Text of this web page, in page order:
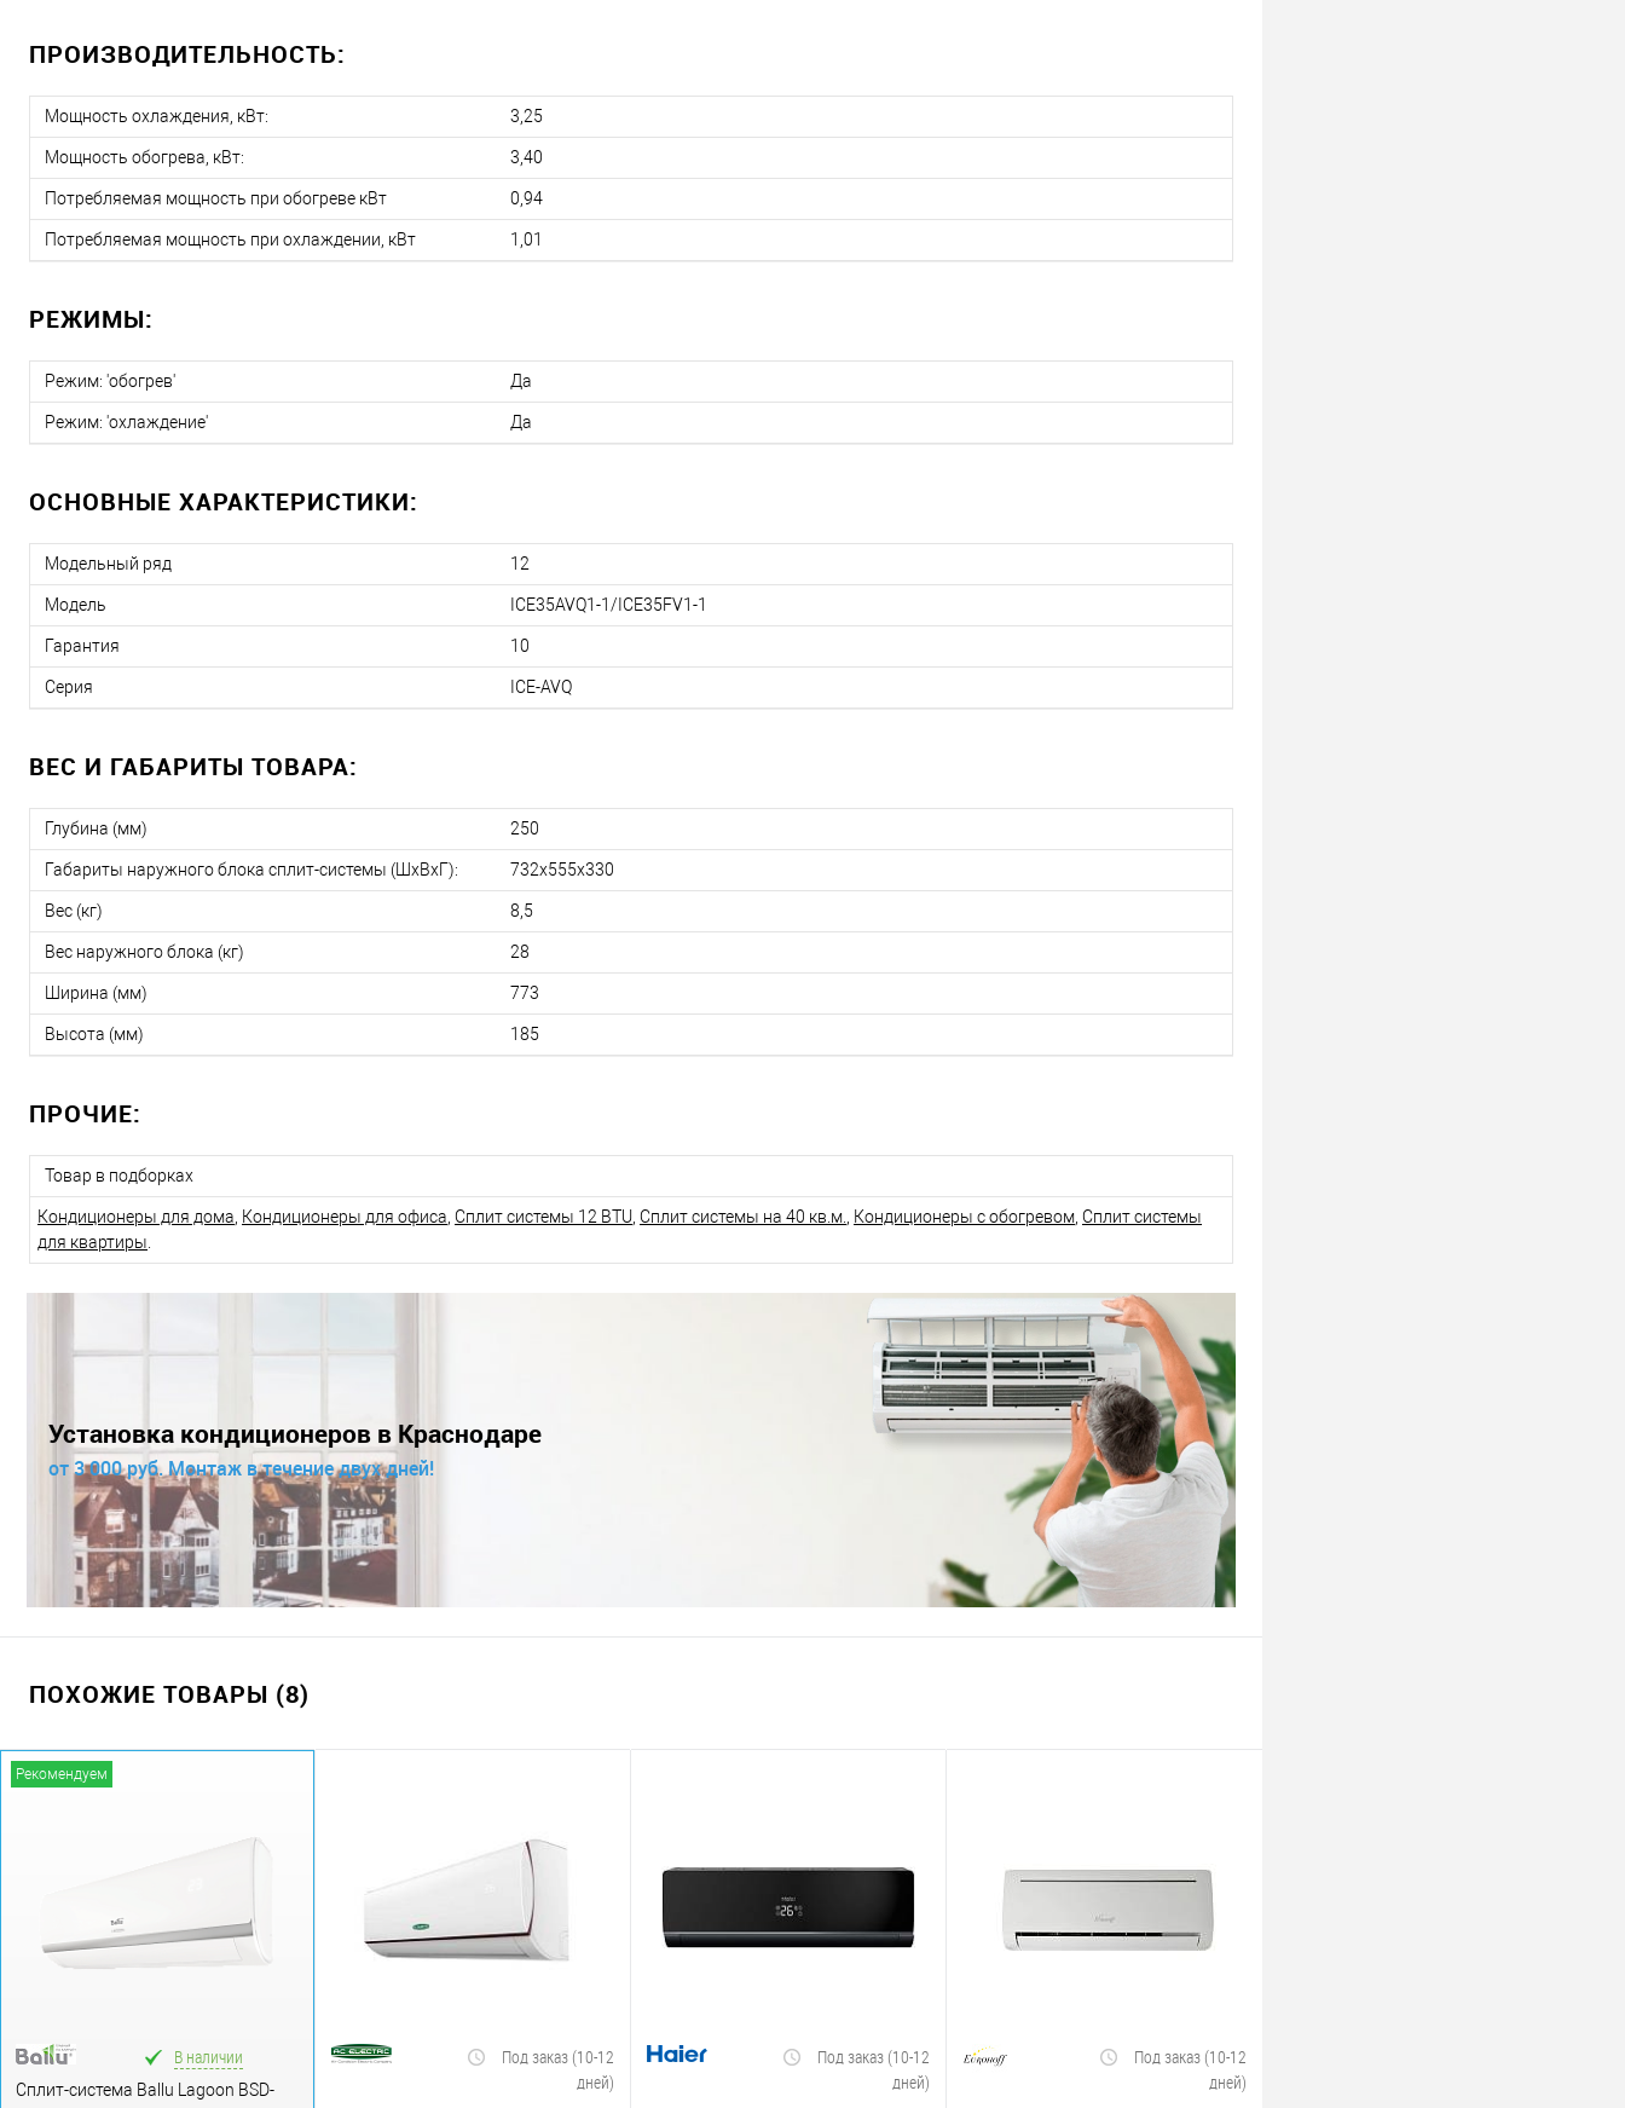
ПРОИЗВОДИТЕЛЬНОСТЬ:
Мощность охлаждения, кВт: 3,25
Мощность обогрева, кВт: 3,40
Потребляемая мощность при обогреве кВт 0,94
Потребляемая мощность при охлаждении, кВт 1,01
РЕЖИМЫ:
Режим: 'обогрев' Да
Режим: 'охлаждение' Да
ОСНОВНЫЕ ХАРАКТЕРИСТИКИ:
Модельный ряд 12
Модель ICE35AVQ1-1/ICE35FV1-1
Гарантия 10
Серия ICE-AVQ
ВЕС И ГАБАРИТЫ ТОВАРА:
Глубина (мм) 250
Габариты наружного блока сплит-системы (ШxВxГ): 732x555x330
Вес (кг) 8,5
Вес наружного блока (кг) 28
Ширина (мм) 773
Высота (мм) 185
ПРОЧИЕ:
Товар в подборках
Кондиционеры для дома, Кондиционеры для офиса, Сплит системы 12 BTU, Сплит системы на 40 кв.м., Кондиционеры с обогревом, Сплит системы
для квартиры.
Установка кондиционеров в Краснодаре
от 3 000 руб. Монтаж в течение двух дней!
ПОХОЖИЕ ТОВАРЫ (8)
Рекомендуем
В наличии
Сплит-система Ballu Lagoon BSD-
Под заказ (10-12
дней)
Под заказ (10-12
дней)
Под заказ (10-12
дней)